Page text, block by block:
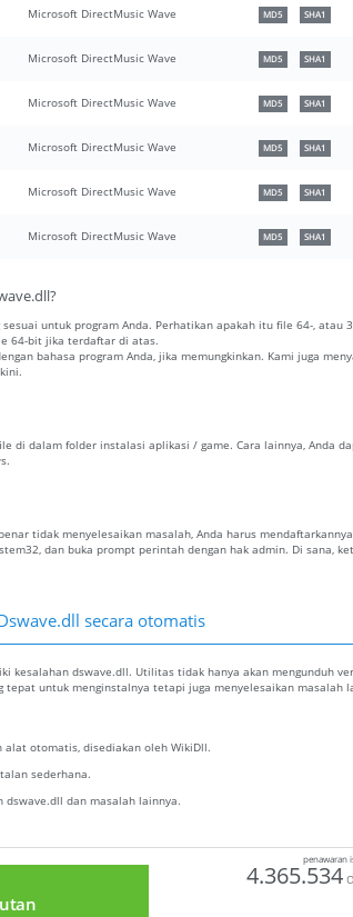
Microsoft DirectMusic Wave MD5 SHA1
Microsoft DirectMusic Wave MD5 SHA1
Microsoft DirectMusic Wave MD5 SHA1
Microsoft DirectMusic Wave MD5 SHA1
Microsoft DirectMusic Wave MD5 SHA1
Microsoft DirectMusic Wave MD5 SHA1
untuk program Anda. Perhatikan apakah itu file 64-, atau
64-bit jika terdaftar di atas.
bahasa program Anda, jika memungkinkan. Kami juga
di dalam folder instalasi aplikasi / game. Cara lainnya, Anda
tidak menyelesaikan masalah, Anda harus
dan buka prompt perintah dengan hak admin. Di sana,
secara otomatis
kesalahan dswave.dll. Utilitas tidak hanya akan mengunduh
untuk menginstalnya tetapi juga menyelesaikan masalah
alat otomatis, disediakan oleh WikiDll.
sederhana.
dswave.dll dan masalah lainnya.
penawaran
4.365.534